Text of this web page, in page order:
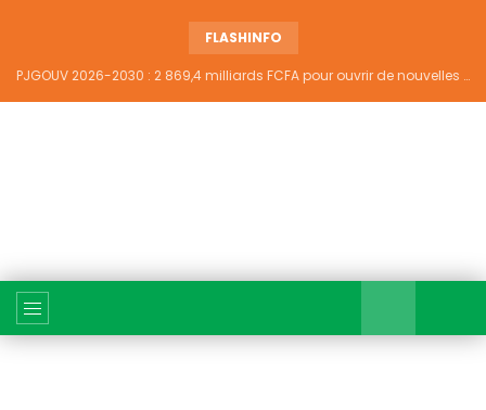
FLASHINFO
PJGOUV 2026-2030 : 2 869,4 milliards FCFA pour ouvrir de nouvelles perspectives à plus de 5,2 millions de jeunes ivoiriens